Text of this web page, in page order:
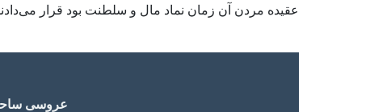
عقیده مردن آن زمان نماد مال و سلطنت بود قرار
عروسی